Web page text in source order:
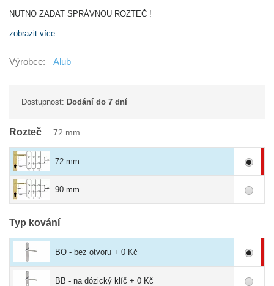
NUTNO ZADAT SPRÁVNOU ROZTEČ !
zobrazit více
Výrobce: Alub
Dostupnost: Dodání do 7 dní
Rozteč 72 mm
72 mm
90 mm
Typ kování
BO - bez otvoru + 0 Kč
BB - na dózický klíč + 0 Kč